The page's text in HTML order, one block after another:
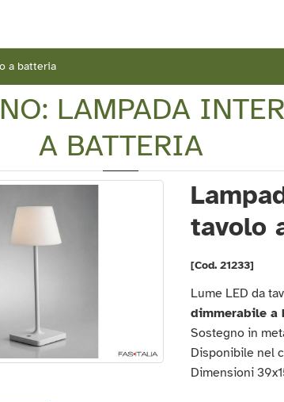
a batteria
LAMPADA
A BATTERIA
tavolo
[Cod. 21233]
Lume LED da
dimmerabile a
Sostegno in
Disponibile nel
Dimensioni